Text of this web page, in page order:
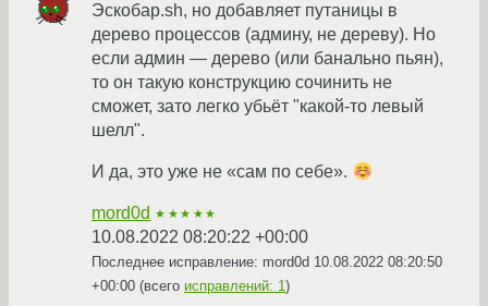
Эскобар.sh, но добавляет путаницы в
дерево процессов (админу, не дереву). Но
если админ — дерево (или банально пьян),
то он такую конструкцию сочинить не
сможет, зато легко убьёт "какой-то левый
шелл".
И да, это уже не «сам по себе».
mord0d ★★★★★
10.08.2022 08:20:22 +00:00
Последнее исправление: mord0d 10.08.2022 08:20:50
+00:00 (всего исправлений: 1)